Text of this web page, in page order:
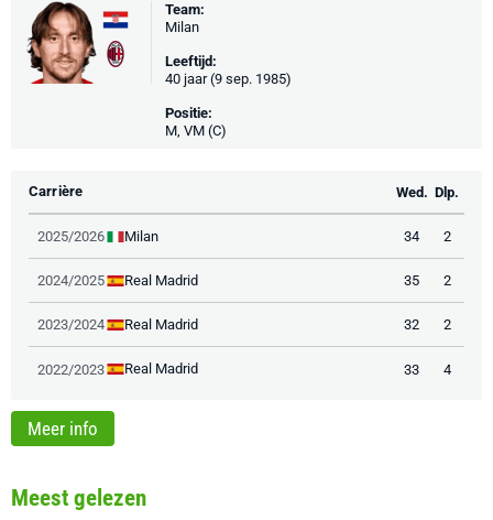
Team:
Milan
Leeftijd:
40 jaar (9 sep. 1985)
Positie:
M, VM (C)
Carrière Wed. Dlp.
2025/2026 Milan 34 2
2024/2025 Real Madrid 35 2
2023/2024 Real Madrid 32 2
2022/2023 Real Madrid 33 4
Meer info
Meest gelezen